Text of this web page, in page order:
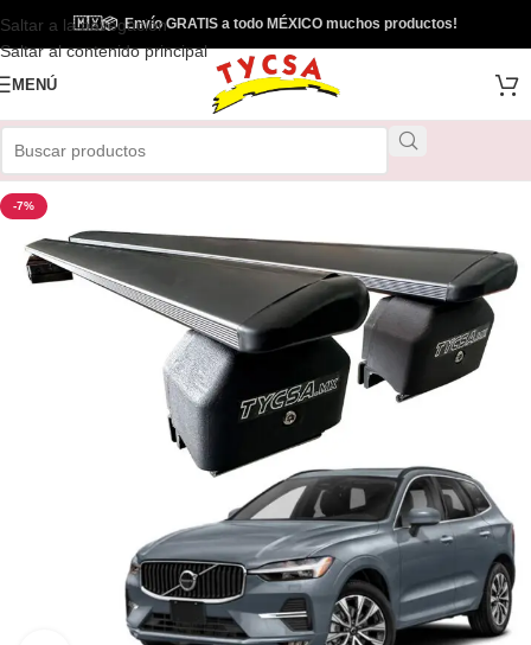
Saltar a la navegación
Saltar al contenido principal
🇲🇽📦Envío GRATIS a todo MÉXICO muchos productos!
MENÚ
Envío Gratis
-7%